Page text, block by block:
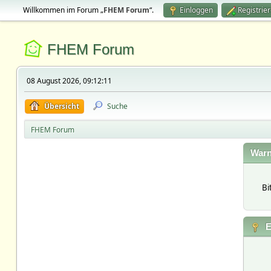
Willkommen im Forum „FHEM Forum“. Einloggen
FHEM Forum
08 August 2026, 09:12:11
Übersicht Suche
FHEM Forum